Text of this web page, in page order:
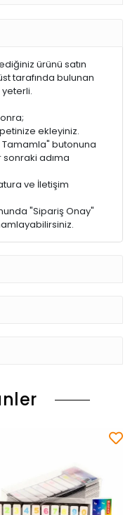
ürünü satın
tarafında bulunan
ekleyiniz.
butonuna
sonraki adıma
ve İletişim
"Sipariş Onay"